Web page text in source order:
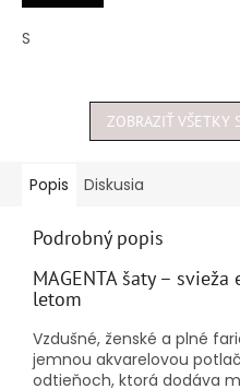
hviezdičiek.
S
ZOBRAZIŤ VŠETKY
Popis Diskusia
Podrobný popis
MAGENTA šaty –
letom
Vzdušné, ženské a plné
jemnou akvarelovou
odtieňoch, ktorá dodáva